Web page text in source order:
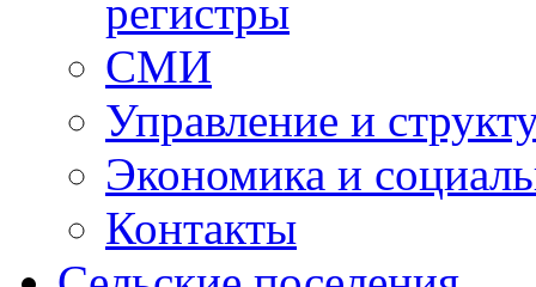
регистры
СМИ
Управление и
Экономика и
Контакты